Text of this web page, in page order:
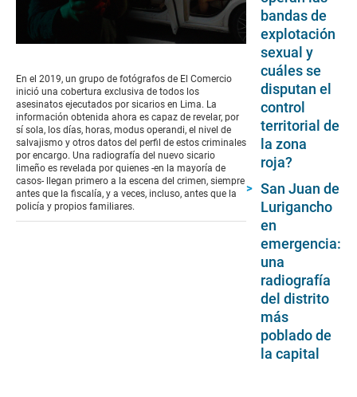
of
12
minutes,
55
seconds
En el 2019, un grupo de fotógrafos de El Comercio
inició una cobertura exclusiva de todos los
asesinatos ejecutados por sicarios en Lima. La
información obtenida ahora es capaz de revelar, por
sí sola, los días, horas, modus operandi, el nivel de
salvajismo y otros datos del perfil de estos criminales
por encargo. Una radiografía del nuevo sicario
limeño es revelada por quienes -en la mayoría de
casos- llegan primero a la escena del crimen, siempre
antes que la fiscalía, y a veces, incluso, antes que la
policía y propios familiares.
bandas de
explotación
sexual y
cuáles se
disputan el
control
territorial de
la zona
roja?
San Juan de
Lurigancho
en
emergencia:
una
radiografía
del distrito
más
poblado de
la capital